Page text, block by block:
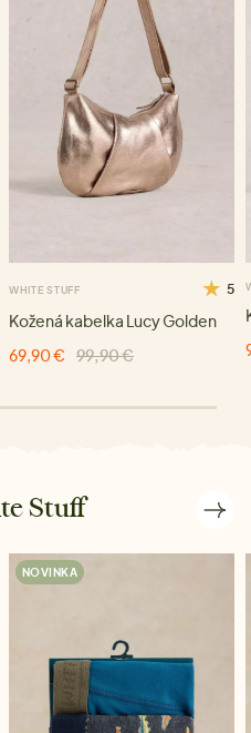
WHITE STUFF 5
Kožená kabelka Lucy Golden
69,90 €
99,90 €
Stuff
NOVINKA